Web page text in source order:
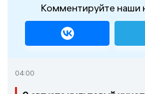
Комментируйте наши
04:00